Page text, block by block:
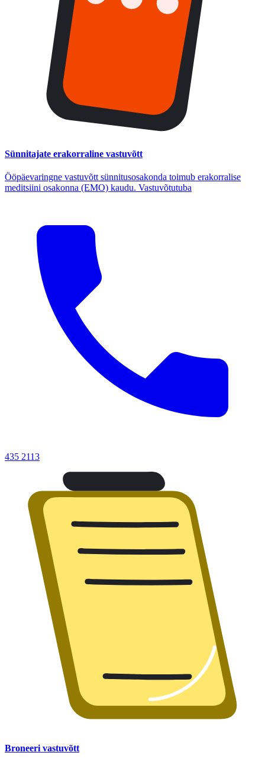
Sünnitajate erakorraline vastuvõtt
Ööpäevaringne vastuvõtt sünnitusosakonda toimub erakorralise
meditsiini osakonna (EMO) kaudu. Vastuvõtutuba
435 2113
Broneeri vastuvõtt